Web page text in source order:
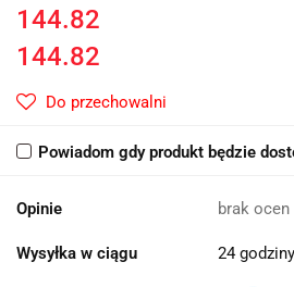
144.82
144.82
Do przechowalni
Powiadom gdy produkt będzie
Opinie brak ocen
Wysyłka w ciągu 24 godziny